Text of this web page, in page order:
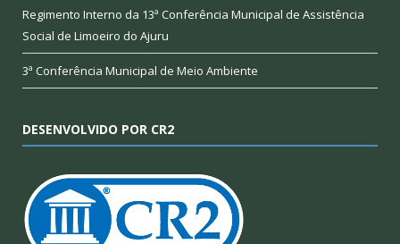
Regimento Interno da 13ª Conferência Municipal de Assistência
Social de Limoeiro do Ajuru
3ª Conferência Municipal de Meio Ambiente
DESENVOLVIDO POR CR2